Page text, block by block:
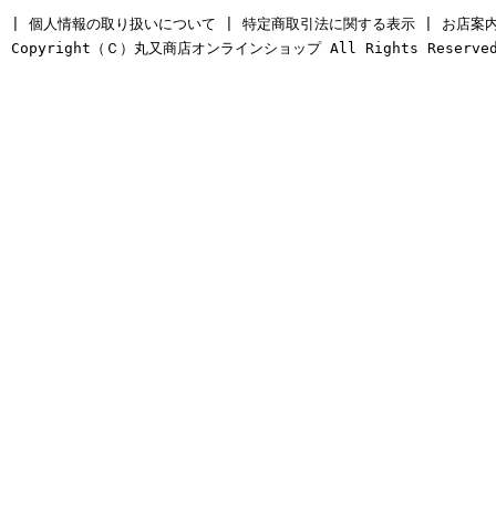
個人情報の取り扱いについて 特定商取引法に関する表示
お店案
Copyright（Ｃ）丸又商店オンラインショップ All Rights